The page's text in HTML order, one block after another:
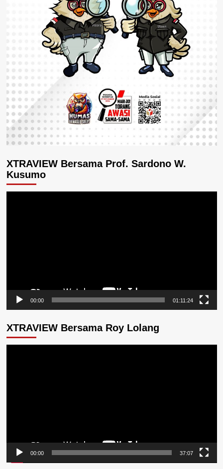
XTRAVIEW Bersama Prof. Sardono W.
Kusumo
00:00 01:11:24
XTRAVIEW Bersama Roy Lolang
00:00 37:07